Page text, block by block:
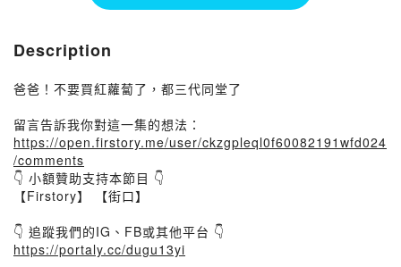
Description
爸爸！不要買紅蘿蔔了，都三代同堂了
留言告訴我你對這一集的想法：
https://open.firstory.me/user/ckzgpleql0f60082191wfd024
/comments
👇 小額贊助支持本節目 👇
【Firstory】 【街口】
👇 追蹤我們的IG、FB或其他平台 👇
https://portaly.cc/dugu13yi